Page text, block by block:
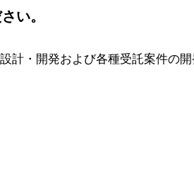
い。
計・開発および各種受託案件の